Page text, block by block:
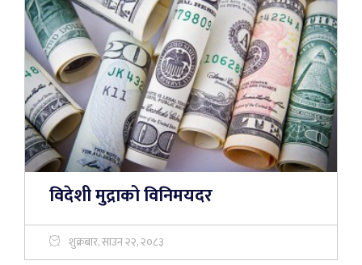
विदेशी मुद्राको विनिमयदर
शुक्रबार, साउन २२, २०८३